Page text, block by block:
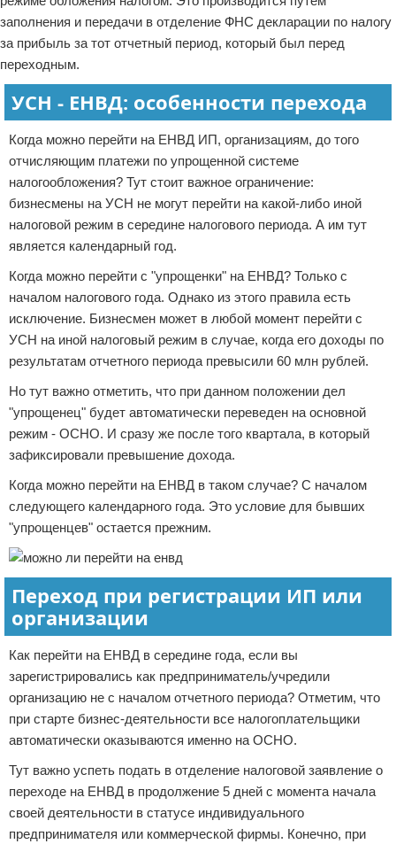
заполнения и передачи в отделение ФНС декларации по налогу
за прибыль за тот отчетный период, который был перед
переходным.
УСН - ЕНВД: особенности перехода
Когда можно перейти на ЕНВД ИП, организациям, до того
отчисляющим платежи по упрощенной системе
налогообложения? Тут стоит важное ограничение:
бизнесмены на УСН не могут перейти на какой-либо иной
налоговой режим в середине налогового периода. А им тут
является календарный год.
Когда можно перейти с "упрощенки" на ЕНВД? Только с
началом налогового года. Однако из этого правила есть
исключение. Бизнесмен может в любой момент перейти с
УСН на иной налоговый режим в случае, когда его доходы по
результатам отчетного периода превысили 60 млн рублей.
Но тут важно отметить, что при данном положении дел
"упрощенец" будет автоматически переведен на основной
режим - ОСНО. И сразу же после того квартала, в который
зафиксировали превышение дохода.
Когда можно перейти на ЕНВД в таком случае? С началом
следующего календарного года. Это условие для бывших
"упрощенцев" остается прежним.
Переход при регистрации ИП или
организации
Как перейти на ЕНВД в середине года, если вы
зарегистрировались как предприниматель/учредили
организацию не с началом отчетного периода? Отметим, что
при старте бизнес-деятельности все налогоплательщики
автоматически оказываются именно на ОСНО.
Тут важно успеть подать в отделение налоговой заявление о
переходе на ЕНВД в продолжение 5 дней с момента начала
своей деятельности в статусе индивидуального
предпринимателя или коммерческой фирмы. Конечно, при